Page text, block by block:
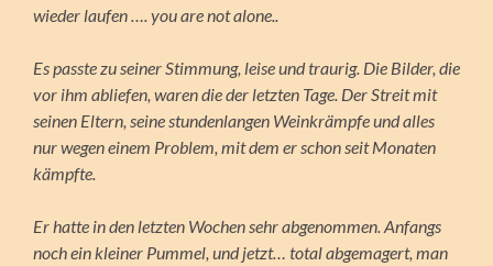
wieder laufen …. you are not alone..
Es passte zu seiner Stimmung, leise und traurig. Die Bilder, die
vor ihm abliefen, waren die der letzten Tage. Der Streit mit
seinen Eltern, seine stundenlangen Weinkrämpfe und alles
nur wegen einem Problem, mit dem er schon seit Monaten
kämpfte.
Er hatte in den letzten Wochen sehr abgenommen. Anfangs
noch ein kleiner Pummel, und jetzt… total abgemagert, man